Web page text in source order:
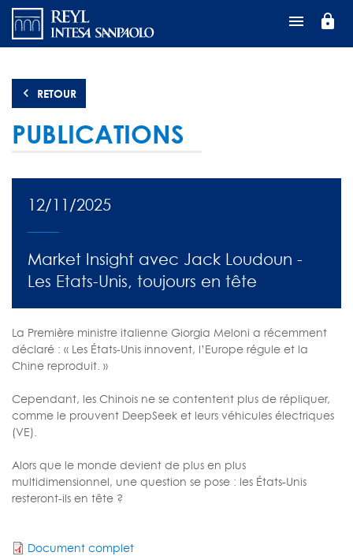
Aller
contenu
lock
RETOUR
PUBLICATIONS
12/11/2025
Market Insight avec Jack Loudoun -
Les Etats-Unis, toujours en tête
La Première ministre italienne Giorgia Meloni a récemment
déclaré : « Les États-Unis innovent, l’Europe régule et la
Chine reproduit. »
Cependant, les Chinois ne se contentent plus de répliquer,
comme le prouvent DeepSeek et leurs véhicules électriques
(VE).
Alors que le monde devient de plus en plus
multidimensionnel, une question se pose : les États-Unis
resteront-ils en tête ?
Document complet